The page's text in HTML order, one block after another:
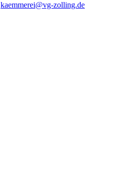
kaemmerei@vg-zolling.de